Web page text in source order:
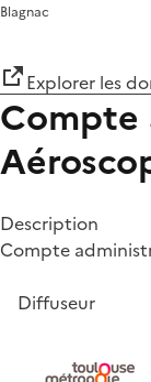
Blagnac
Explorer les
Compte
Description
Compte
Diffuseur